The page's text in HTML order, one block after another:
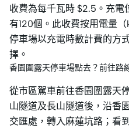
收費為每千瓦時 $2.5。充電
有120個。此收費按用電量
停車場以充電時數計費的方
擇。
香園圍露天停車場點去？前往路
從市區駕車前往香園圍露天
山隧道及長山隧道後，沿香
交匯處，轉入麻蓮坑路；看